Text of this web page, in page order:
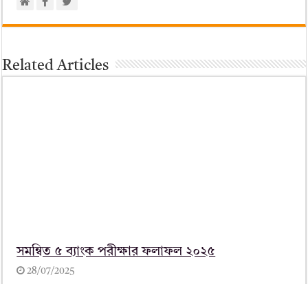
Related Articles
সমন্বিত ৫ ব্যাংক পরীক্ষার ফলাফল ২০২৫
28/07/2025